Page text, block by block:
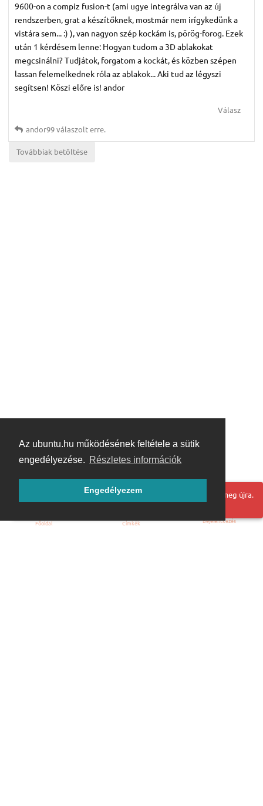
Az ubuntu.hu működésének feltétele a sütik
engedélyezése. Részletes információk
Engedélyezem
9600-on a compiz fusion-t (ami ugye integrálva van az új
rendszerben, grat a készítőknek, mostmár nem irígykedünk a
vistára sem... :) ), van nagyon szép kockám is, pörög-forog. Ezek
után 1 kérdésem lenne: Hogyan tudom a 3D ablakokat
megcsinálni? Tudjátok, forgatom a kockát, és közben szépen
lassan felemelkednek róla az ablakok... Aki tud az légyszi
segítsen! Köszi előre is! andor
Válasz
andor99válaszolt erre.
Továbbiak betöltése
Hoppá! Valami hiba történt. Frissítse az oldalt és próbálja meg újra.
Főoldal Címkék Bejelentkezés